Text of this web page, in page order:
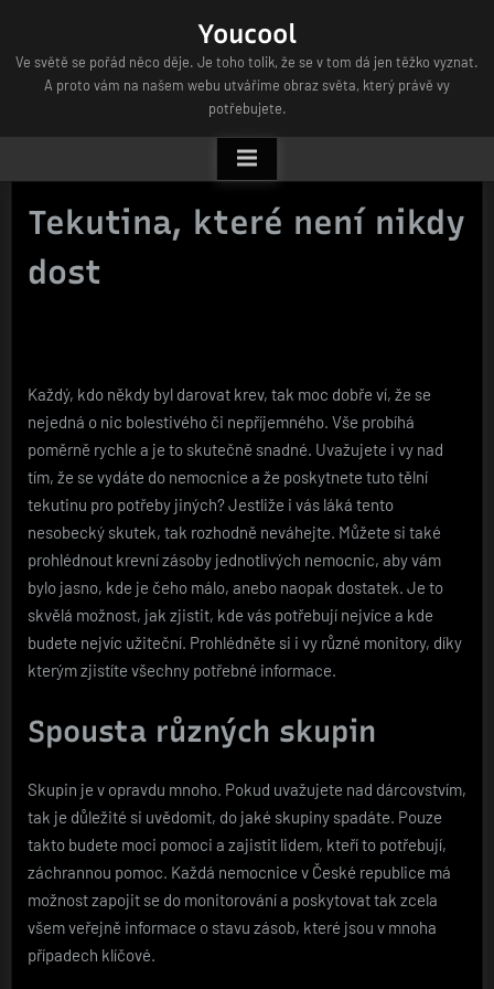
content
Youcool
Ve světě se pořád něco děje. Je toho tolik, že se v tom dá jen těžko vyznat.
A proto vám na našem webu utváříme obraz světa, který právě vy
potřebujete.
Tekutina, které není nikdy
dost
Každý, kdo někdy byl darovat krev, tak moc dobře ví, že se
nejedná o nic bolestivého či nepříjemného. Vše probíhá
poměrně rychle a je to skutečně snadné. Uvažujete i vy nad
tím, že se vydáte do nemocnice a že poskytnete tuto tělní
tekutinu pro potřeby jiných? Jestliže i vás láká tento
nesobecký skutek, tak rozhodně neváhejte. Můžete si také
prohlédnout krevní zásoby jednotlivých nemocnic, aby vám
bylo jasno, kde je čeho málo, anebo naopak dostatek. Je to
skvělá možnost, jak zjistit, kde vás potřebují nejvíce a kde
budete nejvíc užiteční. Prohlédněte si i vy různé monitory, díky
kterým zjistíte všechny potřebné informace.
Spousta různých skupin
Skupin je v opravdu mnoho. Pokud uvažujete nad dárcovstvím,
tak je důležité si uvědomit, do jaké skupiny spadáte. Pouze
takto budete moci pomoci a zajistit lidem, kteří to potřebují,
záchrannou pomoc. Každá nemocnice v České republice má
možnost zapojit se do monitorování a poskytovat tak zcela
všem veřejně informace o stavu zásob, které jsou v mnoha
případech klíčové.